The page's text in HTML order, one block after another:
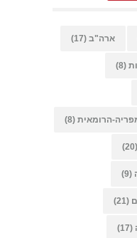
ארה"ב (17)
(8)
הרומאית (8)
(20)
(9)
(21)
(17)